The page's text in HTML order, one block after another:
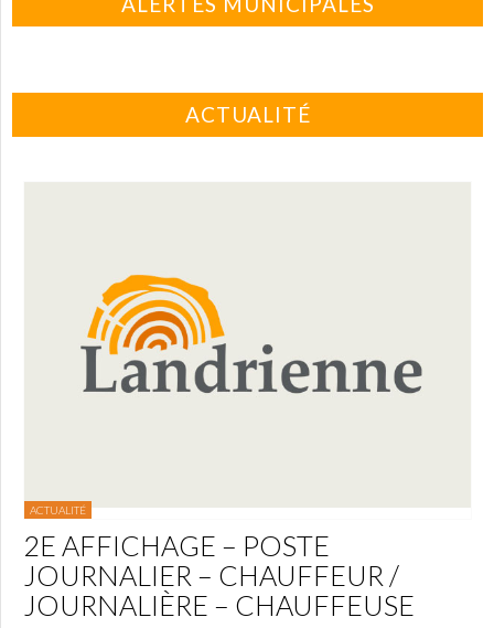
ACTUALITÉ
ACTUALITÉ
2E AFFICHAGE – POSTE
JOURNALIER – CHAUFFEUR /
JOURNALIÈRE – CHAUFFEUSE